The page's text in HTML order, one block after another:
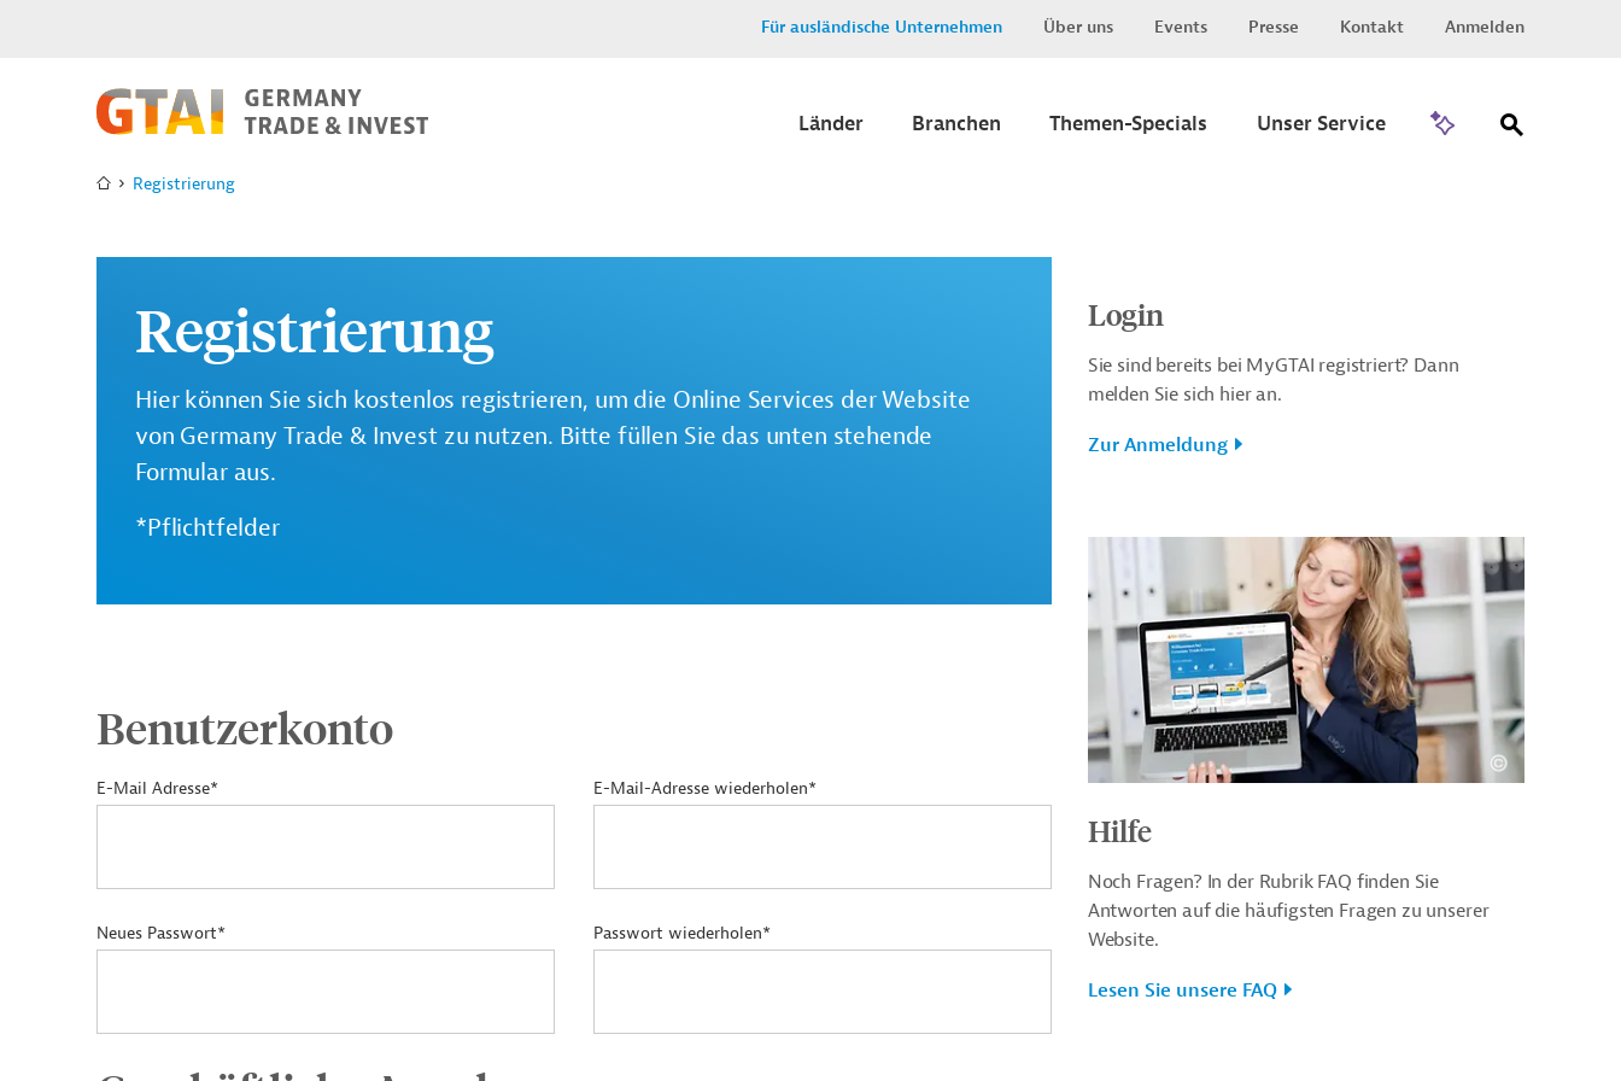
Für ausländische Unternehmen Über uns Events Presse Kontakt Anmelden
Länder Branchen Themen-Specials Unser Service
Registrierung
Registrierung
Hier können Sie sich kostenlos registrieren, um die Online Services der Website
von Germany Trade & Invest zu nutzen. Bitte füllen Sie das unten stehende
Formular aus.
*Pflichtfelder
Benutzerkonto
E-Mail Adresse* E-Mail-Adresse wiederholen*
Neues Passwort* Passwort wiederholen*
Login
Sie sind bereits bei MyGTAI registriert? Dann
melden Sie sich hier an.
Zur Anmeldung
Hilfe
Noch Fragen? In der Rubrik FAQ finden Sie
Antworten auf die häufigsten Fragen zu unserer
Website.
Lesen Sie unsere FAQ